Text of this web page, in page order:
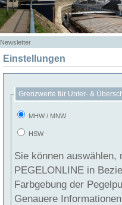
Newsletter
Einstellungen
Grenzwerte für Unter- &
MHW / MNW
HSW
Sie können
PEGELONLINE in Beziehung
Farbgebung der
Genauere